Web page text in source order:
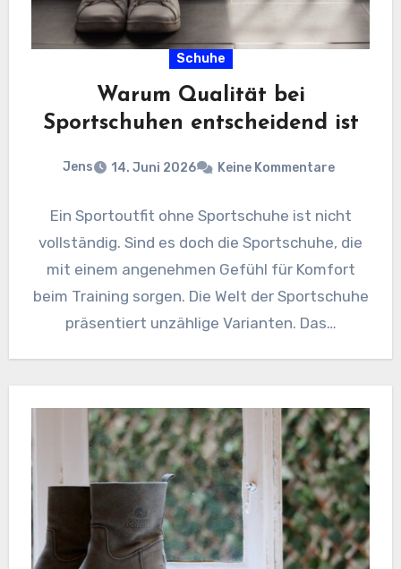
Schuhe
Warum Qualität bei
Sportschuhen entscheidend ist
Jens 14. Juni 2026 Keine Kommentare
Ein Sportoutfit ohne Sportschuhe ist nicht
vollständig. Sind es doch die Sportschuhe, die
mit einem angenehmen Gefühl für Komfort
beim Training sorgen. Die Welt der Sportschuhe
präsentiert unzählige Varianten. Das…